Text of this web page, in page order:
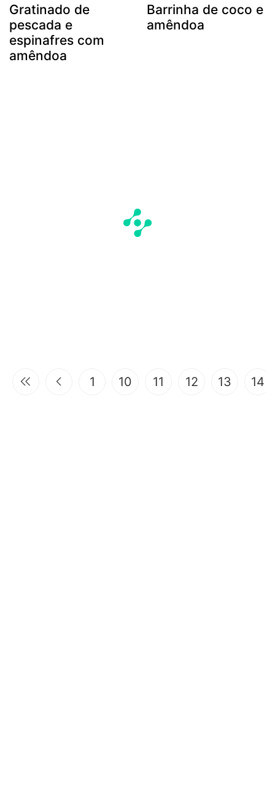
Gratinado de
pescada e
espinafres com
amêndoa
Barrinha de coco e
amêndoa
1 10 11 12 13 14